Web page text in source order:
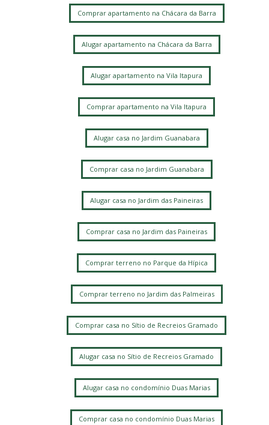
Comprar apartamento na Chácara da Barra
Alugar apartamento na Chácara da Barra
Alugar apartamento na Vila Itapura
Comprar apartamento na Vila Itapura
Alugar casa no Jardim Guanabara
Comprar casa no Jardim Guanabara
Alugar casa no Jardim das Paineiras
Comprar casa no Jardim das Paineiras
Comprar terreno no Parque da Hípica
Comprar terreno no Jardim das Palmeiras
Comprar casa no Sítio de Recreios Gramado
Alugar casa no Sítio de Recreios Gramado
Alugar casa no condomínio Duas Marias
Comprar casa no condomínio Duas Marias